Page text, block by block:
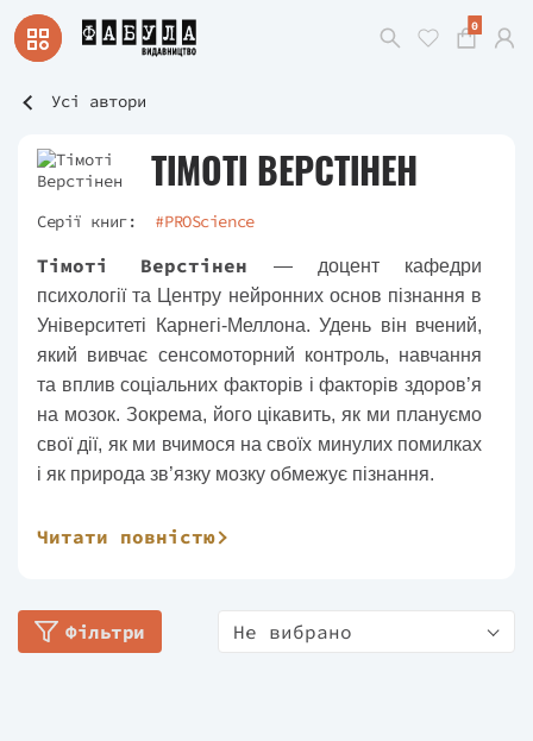
0
Усі автори
ТІМОТІ ВЕРСТІНЕН
Серії книг: #PROScience
Тімоті Верстінен — доцент кафедри
психології та Центру нейронних основ пізнання в
Університеті Карнегі-Меллона. Удень він вчений,
який вивчає сенсомоторний контроль, навчання
та вплив соціальних факторів і факторів здоров’я
на мозок. Зокрема, його цікавить, як ми плануємо
свої дії, як ми вчимося на своїх минулих помилках
і як природа зв’язку мозку обмежує пізнання.
Відомо, що доктор Верстінен і зомбі мають
спільний смак до мізків, за винятком того, що
Читати повністю
Фільтри Не вибрано